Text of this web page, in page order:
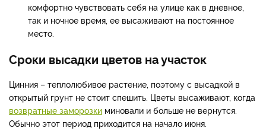
комфортно чувствовать себя на улице как в дневное,
так и ночное время, ее высаживают на постоянное
место.
Сроки высадки цветов на участок
Цинния – теплолюбивое растение, поэтому с высадкой в
открытый грунт не стоит спешить. Цветы высаживают, когда
возвратные заморозки миновали и больше не вернутся.
Обычно этот период приходится на начало июня.